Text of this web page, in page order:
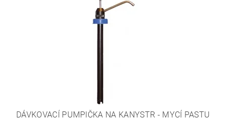
DÁVKOVACÍ PUMPIČKA NA KANYSTR - MYCÍ PASTU